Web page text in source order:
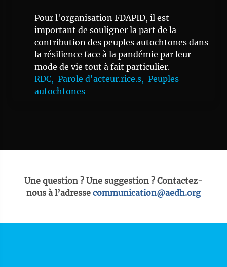
Pour l'organisation FDAPID, il est
important de souligner la part de la
contribution des peuples autochtones dans
la résilience face à la pandémie par leur
mode de vie tout à fait particulier.
RDC, Parole d'acteur.rice.s, Peuples
autochtones
Une question ? Une suggestion ? Contactez-
nous à l’adresse communication@aedh.org